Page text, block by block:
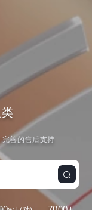
善的售后支持